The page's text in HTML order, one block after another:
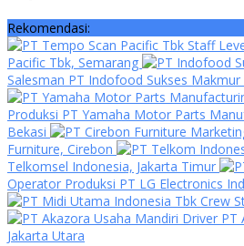
Rekomendasi:
Staff
Pacific Tbk, Semarang
Salesman PT Indofood Sukses Makmur
Produksi PT Yamaha Motor Parts
Bekasi
Furniture, Cirebon
Telkomsel Indonesia, Jakarta Timur
Operator Produksi PT LG Electronics
Crew
Driver PT
Jakarta Utara